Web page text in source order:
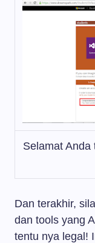
Selamat
Dan terakhir,
dan tools yang
tentu nya legal!